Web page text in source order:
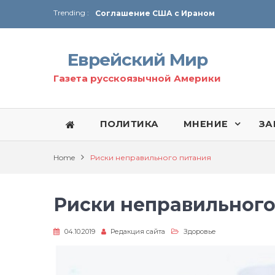
Trending :
Соглашение США с Ираном
Технология Революции в Иране
От Ирана до Ливана и Газы
Еврейский Мир
Газета русскоязычной Америки
ПОЛИТИКА МНЕНИЕ
Home Риски неправильного питания
Риски
04.10.2019 Редакция сайта Здоровье